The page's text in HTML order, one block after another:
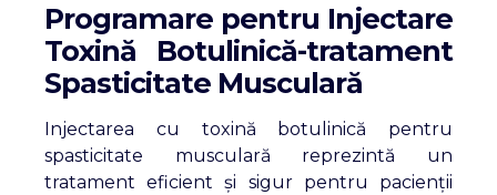
Programare pentru Injectare
Toxină Botulinică-tratament
Spasticitate Musculară
Injectarea cu toxină botulinică pentru
spasticitate musculară reprezintă un
tratament eficient și sigur pentru pacienții